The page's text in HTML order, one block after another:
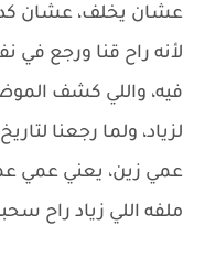
عشان يخلف، عشان
لأنه راح قنا ورجع
فيه، واللي كشف
لزياد، ولما رجعنا
عمي زين، يعني عمي
ملفه اللي زياد راح